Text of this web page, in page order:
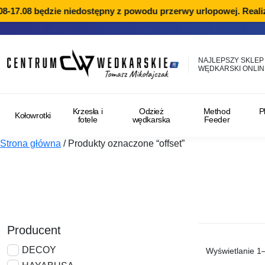
będzie niedostępny z powodu przerwy urlopowej.
NAJLEPSZY SKLEP
WĘDKARSKI
Kołowrotki
Krzesła i
fotele
Odzież
wędkarska
Method
Feeder
Strona główna /Produkty oznaczone “offset”
Producent
DECOY
Wyświetlanie